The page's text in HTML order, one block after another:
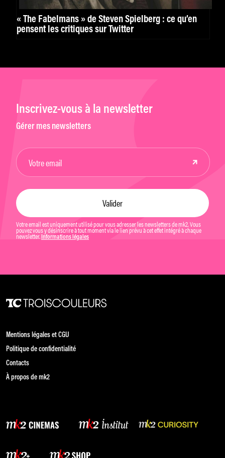
« The Fabelmans » de Steven Spielberg : ce qu’en
pensent les critiques sur Twitter
Inscrivez-vous à la newsletter
Gérer mes newsletters
Votre email est uniquement utilisé pour vous adresser les newsletters de mk2. Vous
pouvez vous y désinscrire à tout moment via le lien prévu à cet effet intégré à chaque
newsletter. Informations légales
Mentions légales et CGU
Politique de confidentialité
Contacts
À propos de mk2